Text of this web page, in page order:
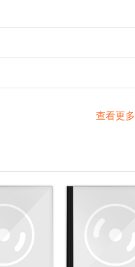
查看更多